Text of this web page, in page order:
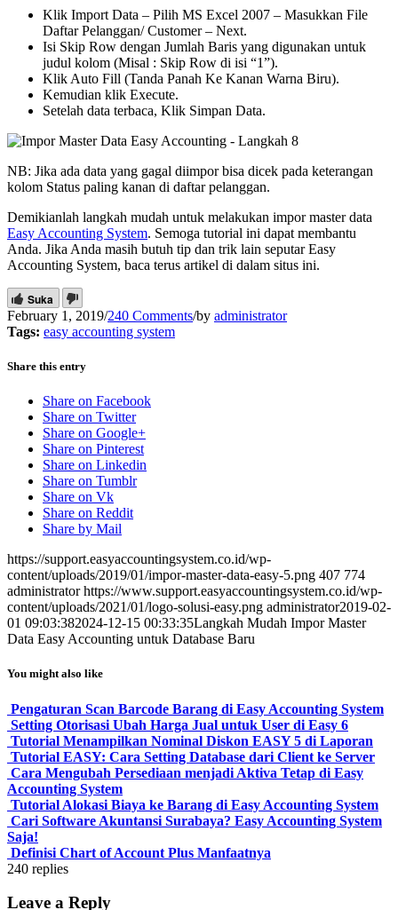
Klik Import Data – Pilih MS Excel 2007 – Masukkan File
Daftar Pelanggan/ Customer – Next.
Isi Skip Row dengan Jumlah Baris yang digunakan untuk
judul kolom (Misal : Skip Row di isi “1”).
Klik Auto Fill (Tanda Panah Ke Kanan Warna Biru).
Kemudian klik Execute.
Setelah data terbaca, Klik Simpan Data.
NB: Jika ada data yang gagal diimpor bisa dicek pada keterangan
kolom Status paling kanan di daftar pelanggan.
Demikianlah langkah mudah untuk melakukan impor master data
Easy Accounting System. Semoga tutorial ini dapat membantu
Anda. Jika Anda masih butuh tip dan trik lain seputar Easy
Accounting System, baca terus artikel di dalam situs ini.
Suka
February 1, 2019/240 Comments/by administrator
Tags: easy accounting system
Share this entry
Share on Facebook
Share on Twitter
Share on Google+
Share on Pinterest
Share on Linkedin
Share on Tumblr
Share on Vk
Share on Reddit
Share by Mail
https://support.easyaccountingsystem.co.id/wp-
content/uploads/2019/01/impor-master-data-easy-5.png 407 774
administrator https://www.support.easyaccountingsystem.co.id/wp-
content/uploads/2021/01/logo-solusi-easy.png administrator2019-02-
01 09:03:382024-12-15 00:33:35Langkah Mudah Impor Master
Data Easy Accounting untuk Database Baru
You might also like
Pengaturan Scan Barcode Barang di Easy Accounting System
Setting Otorisasi Ubah Harga Jual untuk User di Easy 6
Tutorial Menampilkan Nominal Diskon EASY 5 di Laporan
Tutorial EASY: Cara Setting Database dari Client ke Server
Cara Mengubah Persediaan menjadi Aktiva Tetap di Easy
Accounting System
Tutorial Alokasi Biaya ke Barang di Easy Accounting System
Cari Software Akuntansi Surabaya? Easy Accounting System
Saja!
Definisi Chart of Account Plus Manfaatnya
240 replies
Leave a Reply